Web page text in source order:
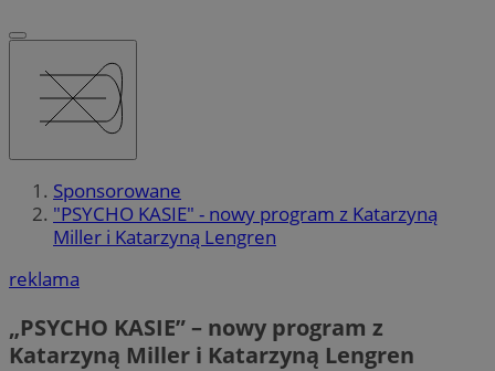
Sponsorowane
"PSYCHO KASIE" - nowy program z Katarzyną
Miller i Katarzyną Lengren
reklama
„PSYCHO KASIE” – nowy program z
Katarzyną Miller i Katarzyną Lengren